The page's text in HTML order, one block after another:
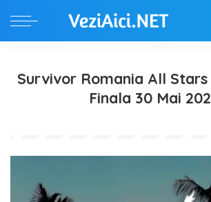
Survivor Romania All Stars
Finala 30 Mai